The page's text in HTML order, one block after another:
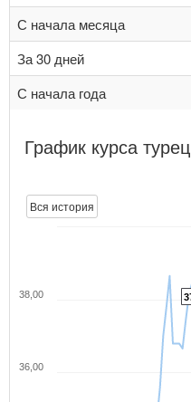
С начала месяца
За 30 дней
С начала года
График курса
Вся история
36,00
38,00